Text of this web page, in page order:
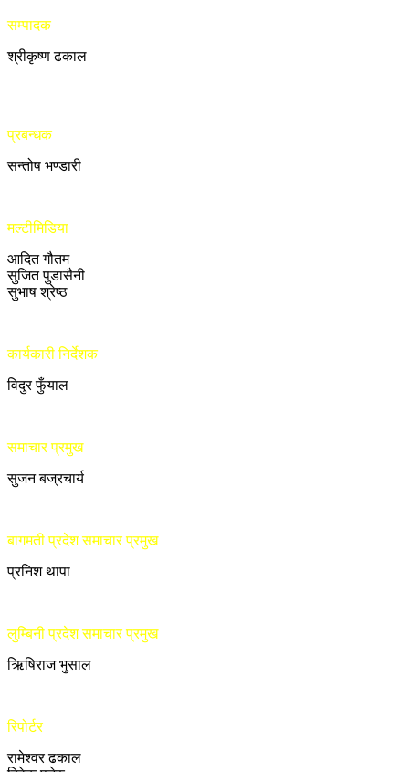
सम्पादक
श्रीकृष्ण ढकाल
प्रबन्धक
सन्तोष भण्डारी
मल्टीमिडिया
आदित गौतम
सुजित पुडासैनी
सुभाष श्रेष्ठ
कार्यकारी निर्देशक
विदुर फुँयाल
समाचार प्रमुख
सुजन बज्रचार्य
बागमती प्रदेश समाचार प्रमुख
प्रनिश थापा
लुम्बिनी प्रदेश समाचार प्रमुख
ऋिषिराज भुसाल
रिपोर्टर
रामेश्वर ढकाल